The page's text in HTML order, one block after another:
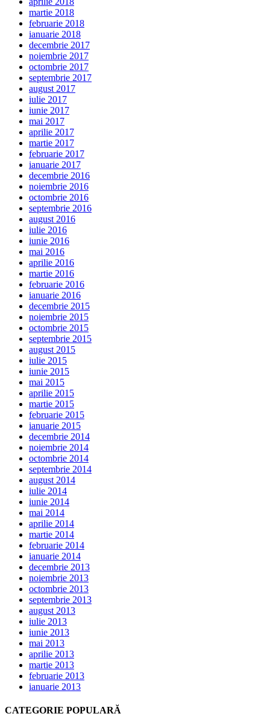
martie 2018
februarie 2018
ianuarie 2018
decembrie 2017
noiembrie 2017
octombrie 2017
septembrie 2017
august 2017
iulie 2017
iunie 2017
mai 2017
aprilie 2017
martie 2017
februarie 2017
ianuarie 2017
decembrie 2016
noiembrie 2016
octombrie 2016
septembrie 2016
august 2016
iulie 2016
iunie 2016
mai 2016
aprilie 2016
martie 2016
februarie 2016
ianuarie 2016
decembrie 2015
noiembrie 2015
octombrie 2015
septembrie 2015
august 2015
iulie 2015
iunie 2015
mai 2015
aprilie 2015
martie 2015
februarie 2015
ianuarie 2015
decembrie 2014
noiembrie 2014
octombrie 2014
septembrie 2014
august 2014
iulie 2014
iunie 2014
mai 2014
aprilie 2014
martie 2014
februarie 2014
ianuarie 2014
decembrie 2013
noiembrie 2013
octombrie 2013
septembrie 2013
august 2013
iulie 2013
iunie 2013
mai 2013
aprilie 2013
martie 2013
februarie 2013
ianuarie 2013
CATEGORIE POPULARĂ